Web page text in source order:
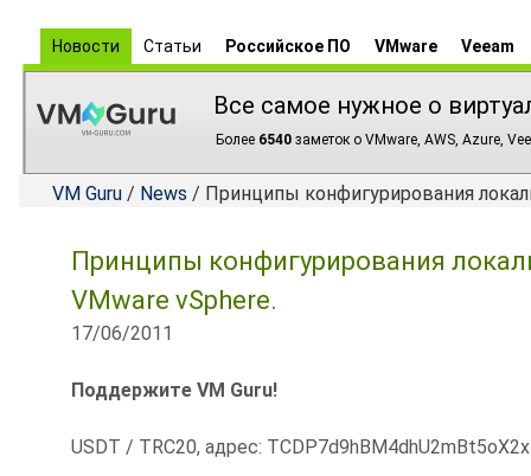
Новости Статьи Российское ПО VMware Veeam
Все самое нужное о
Более 6540 заметок о VMware, AWS, Azure,
VM Guru / News / Принципы конфигурирования
Принципы конфигурирования
VMware vSphere.
17/06/2011
Поддержите VM Guru!
USDT / TRC20, адрес: